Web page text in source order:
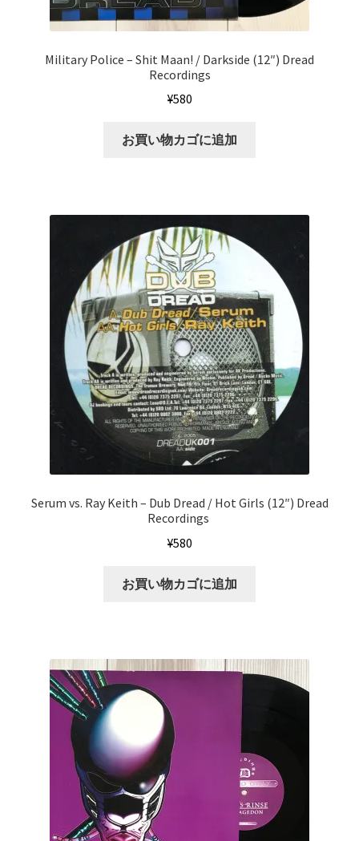
Military Police ‎– Shit Maan! / Darkside (12″) Dread
Recordings
¥580
お買い物カゴに追加
Serum vs. Ray Keith ‎– Dub Dread / Hot Girls (12″) Dread
Recordings ‎
¥580
お買い物カゴに追加